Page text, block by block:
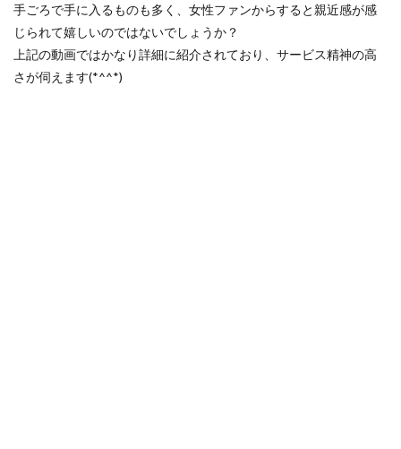
手ごろで手に入るものも多く、女性ファンからすると親近感が感
じられて嬉しいのではないでしょうか？
上記の動画ではかなり詳細に紹介されており、サービス精神の高
さが伺えます(*^^*)